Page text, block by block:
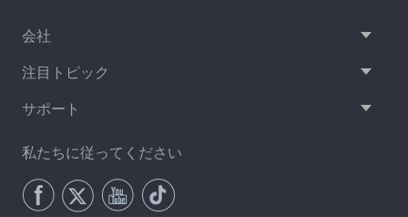
会社
注目トピック
サポート
私たちに従ってください